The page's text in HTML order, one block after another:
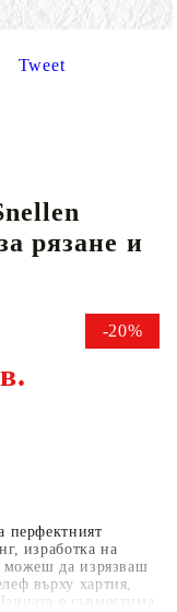
Tweet
рязане и
-20%
перфектният
изработка на
можеш да изрязваш
върху хартия,
е съвместима